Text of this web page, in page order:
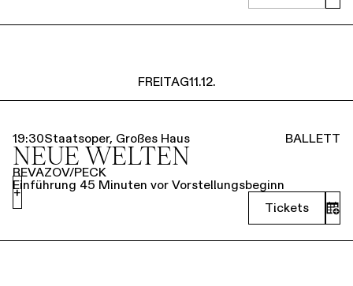
FREITAG11.12.
19:30Staatsoper, Großes Haus BALLETT
NEUE WELTEN
REVAZOV/PECK
Einführung 45 Minuten vor Vorstellungsbeginn
Tickets
+